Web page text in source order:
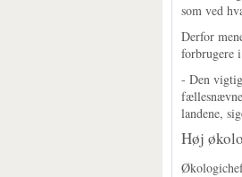
som ved
Derfor
forbrugere
- Den
landene,
Høj